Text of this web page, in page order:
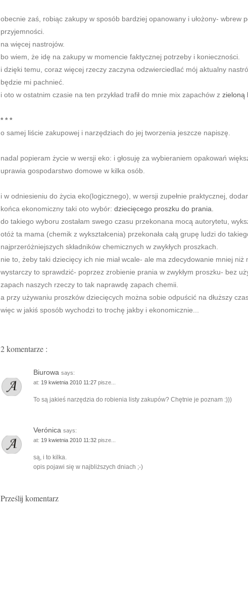
obecnie zaś, robiąc zakupy w sposób bardziej opanowany i ułożony- wbrew
przyjemności.
na więcej nastrojów.
bo wiem, że idę na zakupy w momencie faktycznej potrzeby i konieczności.
i dzięki temu, coraz więcej rzeczy zaczyna odzwierciedlać mój aktualny
będzie mi pachnieć.
i oto w ostatnim czasie na ten przykład trafił do mnie mix zapachów z zieloną
* * *
o samej liście zakupowej i narzędziach do jej tworzenia jeszcze napiszę.
nadal popieram życie w wersji eko: i głosuję za wybieraniem opakowań
uprawia gospodarstwo domowe w kilka osób.
i w odniesieniu do życia eko(logicznego), w wersji zupełnie praktycznej,
końca ekonomiczny taki oto wybór: dziecięcego proszku do prania.
do takiego wyboru zostałam swego czasu przekonana mocą autorytetu,
otóż ta mama (chemik z wykształcenia) przekonała całą grupę ludzi do
najprzeróżniejszych składników chemicznych w zwykłych proszkach.
nie to, żeby taki dziecięcy ich nie miał wcale- ale ma zdecydowanie mniej niż
wystarczy to sprawdzić- poprzez zrobienie prania w zwykłym proszku- bez
zapach naszych rzeczy to tak naprawdę zapach chemii.
a przy używaniu proszków dziecięcych można sobie odpuścić na dłuższy
więc w jakiś sposób wychodzi to trochę jakby i ekonomicznie...
2 komentarze :
Biurowa says:
at: 19 kwietnia 2010 11:27 pisze...
To są jakieś narzędzia do robienia listy zakupów? Chętnie je poznam :)))
Verónica says:
at: 19 kwietnia 2010 11:32 pisze...
są, i to kilka.
opis pojawi się w najbliższych dniach ;-)
Prześlij komentarz